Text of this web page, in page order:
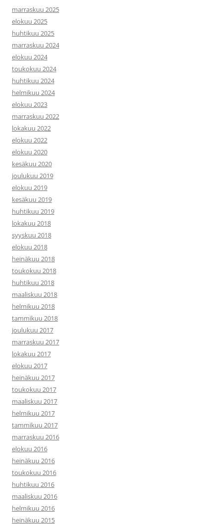
marraskuu 2025
elokuu 2025
huhtikuu 2025
marraskuu 2024
elokuu 2024
toukokuu 2024
huhtikuu 2024
helmikuu 2024
elokuu 2023
marraskuu 2022
lokakuu 2022
elokuu 2022
elokuu 2020
kesäkuu 2020
joulukuu 2019
elokuu 2019
kesäkuu 2019
huhtikuu 2019
lokakuu 2018
syyskuu 2018
elokuu 2018
heinäkuu 2018
toukokuu 2018
huhtikuu 2018
maaliskuu 2018
helmikuu 2018
tammikuu 2018
joulukuu 2017
marraskuu 2017
lokakuu 2017
elokuu 2017
heinäkuu 2017
toukokuu 2017
maaliskuu 2017
helmikuu 2017
tammikuu 2017
marraskuu 2016
elokuu 2016
heinäkuu 2016
toukokuu 2016
huhtikuu 2016
maaliskuu 2016
helmikuu 2016
heinäkuu 2015